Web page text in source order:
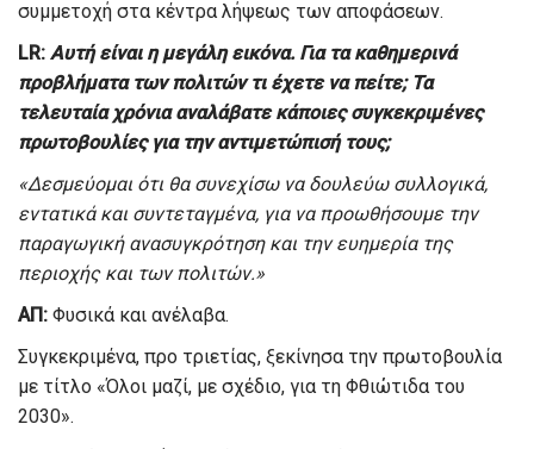
συμμετοχή στα κέντρα λήψεως των αποφάσεων.
LR: Αυτή είναι η μεγάλη εικόνα. Για τα καθημερινά
προβλήματα των πολιτών τι έχετε να πείτε; Τα
τελευταία χρόνια αναλάβατε κάποιες συγκεκριμένες
πρωτοβουλίες για την αντιμετώπισή τους;
«Δεσμεύομαι ότι θα συνεχίσω να δουλεύω συλλογικά,
εντατικά και συντεταγμένα, για να προωθήσουμε την
παραγωγική ανασυγκρότηση και την ευημερία της
περιοχής και των πολιτών.»
ΑΠ: Φυσικά και ανέλαβα.
Συγκεκριμένα, προ τριετίας, ξεκίνησα την πρωτοβουλία
με τίτλο «Όλοι μαζί, με σχέδιο, για τη Φθιώτιδα του
2030».